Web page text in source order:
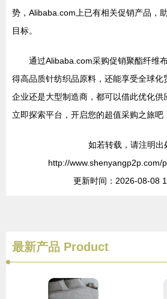
势，Alibaba.com上已有相关促销产品，
目标。
通过Alibaba.com采购促销聚酯纤维
得高品质针纺织品原料，还能享受全球化
企业还是大型制造商，都可以借此优化供
立即探索平台，开启您的超值采购之旅吧
如若转载，请注明出
http://www.shenyangp2p.com/
更新时间：2026-08-08
最新产品 Product